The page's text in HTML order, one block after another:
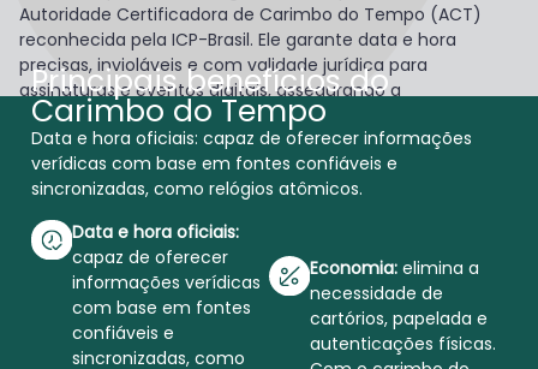
Autoridade Certificadora de Carimbo do Tempo (ACT)
reconhecida pela ICP-Brasil. Ele garante data e hora
precisas, invioláveis e com validade jurídica para
assinaturas e eventos digitais, assegurando a
autenticidade e a ordem cronológica dos documentos.
Principais benefícios do
Carimbo do Tempo
Data e hora oficiais: capaz de oferecer informações
verídicas com base em fontes confiáveis e
sincronizadas, como relógios atômicos.
Data e hora oficiais:
capaz de oferecer
informações verídicas
com base em fontes
confiáveis e
sincronizadas, como
Economia:elimina a
necessidade de
cartórios, papelada e
autenticações físicas.